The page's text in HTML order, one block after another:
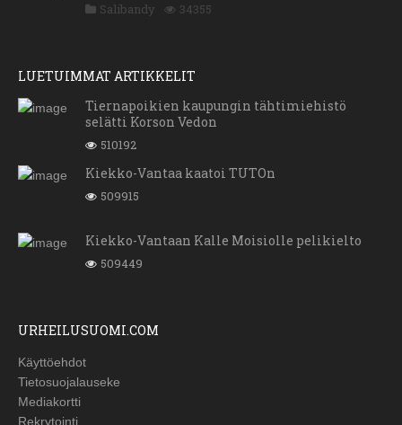
Salibandy 34355
LUETUIMMAT ARTIKKELIT
Tiernapoikien kaupungin tähtimiehistö
selätti Korson Vedon
510192
Kiekko-Vantaa kaatoi TUTOn
509915
Kiekko-Vantaan Kalle Moisiolle pelikielto
509449
URHEILUSUOMI.COM
Käyttöehdot
Tietosuojalauseke
Mediakortti
Rekrytointi